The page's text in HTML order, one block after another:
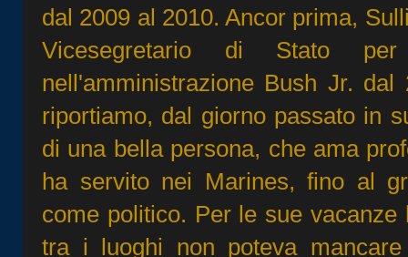
dal 2009 al 2010. Ancor prima,
Vicesegretario di Stato
nell'amministrazione Bush Jr.
riportiamo, dal giorno passato in
di una bella persona, che ama
ha servito nei Marines, fino al
come politico. Per le sue
tra i luoghi non poteva